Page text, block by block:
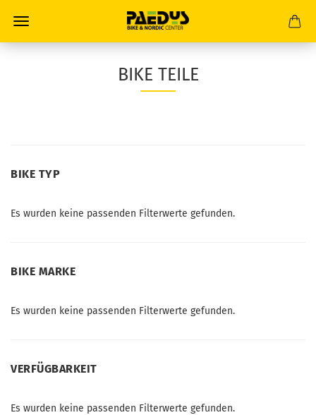
BIKE TEILE
BIKE
BIKE TYP
Es wurden keine passenden Filterwerte gefunden.
BIKE
BIKE MARKE
Es wurden keine passenden Filterwerte gefunden.
VERFÜGBARKEIT
VERFÜGBARKEIT
Es wurden keine passenden Filterwerte gefunden.